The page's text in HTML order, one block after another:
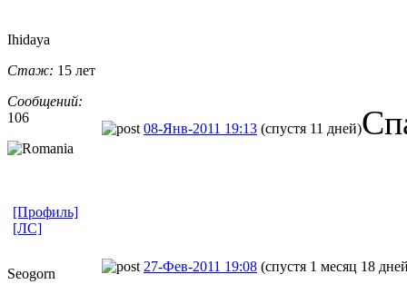
Ihidaya
Стаж: 15 лет
Сообщений:
106
08-Янв-2011 19:13 (спустя 11 дней)
[Профиль]
[ЛС]
Seogorn 27-Фев-2011 19:08 (спустя 1 месяц 18